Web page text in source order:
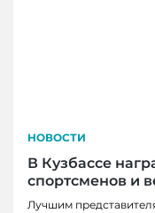
НОВОСТИ
В Кузбассе
спортсменов и
Лучшим